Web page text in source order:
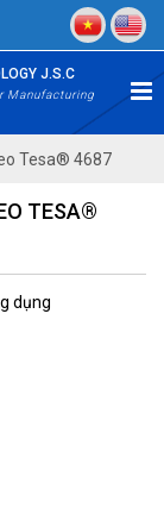
J.S.C
Manufacturing
Tesa® 4687
TESA®
dụng